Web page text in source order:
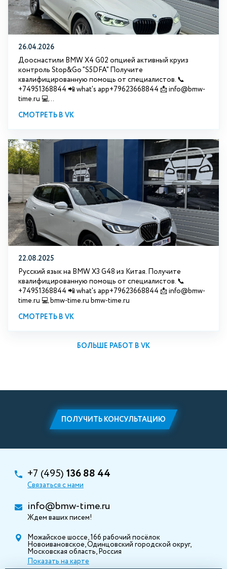
26.04.2026
Дооснастили BMW X4 G02 опцией активный круиз
контроль Stop&Go "S5DFA" Получите
квалифицированную помощь от специалистов. 📞
+74951368844 📲 what's app+79623668844 📩 info@bmw-
time.ru 💻...
СМОТРЕТЬ В VK
22.08.2025
Русский язык на BMW X3 G48 из Китая. Получите
квалифицированную помощь от специалистов. 📞
+74951368844 📲 what's app+79623668844 📩 info@bmw-
time.ru 💻 bmw-time.ru bmw-time.ru
СМОТРЕТЬ В VK
БОЛЬШЕ РАБОТ В VK
ПОЛУЧИТЬ КОНСУЛЬТАЦИЮ
+7 (495) 136 88 44
Связаться с нами
info@bmw-time.ru
Ждем ваших писем!
Можайское шоссе, 166 рабочий посёлок
Новоивановское, Одинцовский городской округ,
Московская область, Россия
Показать на карте